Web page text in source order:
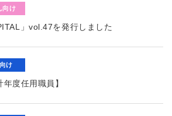
向け
」vol.47を発行しました
け
度任用職員】